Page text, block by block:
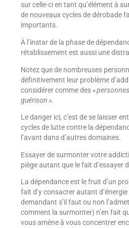
sur celle-ci en tant qu’élément à
de nouveaux cycles de dérobade
importants.
À l’instar de la phase de
rétablissement est aussi une
Notez que de nombreuses
définitivement leur problème
considérer comme des«
guérison ».
Le danger ici, c’est de se laisser
cycles de lutte contre la
l’avant dans d’autres domaines.
Essayer de surmonter votre
piège autant que le fait d’essayer
La dépendance est le fruit d’un
fait d’y consacrer autant
demandant s’il faut ou non
comment la surmonter) n’en fait
vous amène à vous concentrer